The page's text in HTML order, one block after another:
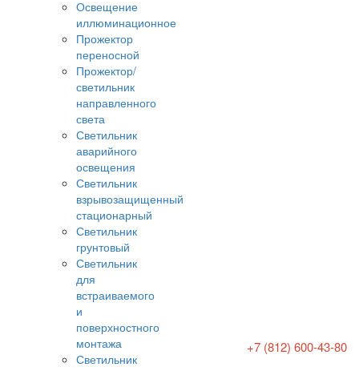
Освещение
иллюминационное
Прожектор
переносной
Прожектор/
светильник
направленного
света
Светильник
аварийного
освещения
Светильник
взрывозащищенный
стационарный
Светильник
грунтовый
Светильник
для
встраиваемого
и
поверхностного
монтажа
Светильник
+7 (812) 600-43-80